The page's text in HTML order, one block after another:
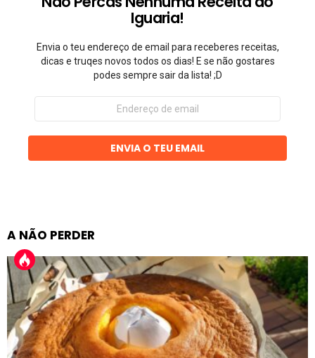
Iguaria!
Envia o teu endereço de email para receberes receitas,
dicas e truqes novos todos os dias! E se não gostares
podes sempre sair da lista! ;D
Endereço
email
ENVIA O TEU EMAIL
A NÃO PERDER